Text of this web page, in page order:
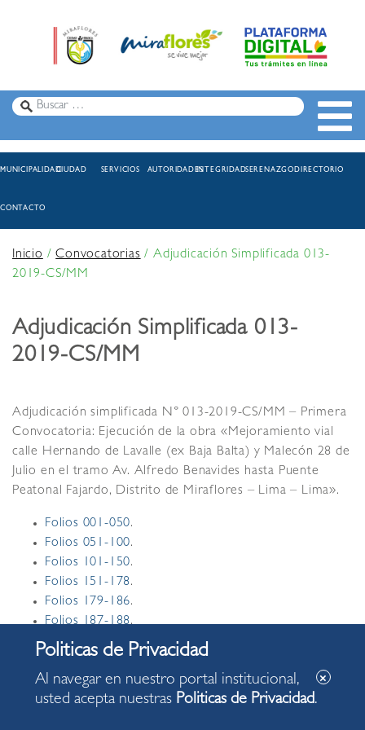
MUNICIPALIDADCIUDAD SERVICIOS AUTORIDADESINTEGRIDADSERENAZGODIRECTORIO
CONTACTO
Inicio/Convocatorias/Adjudicación Simplificada 013-
2019-CS/MM
Adjudicación Simplificada 013-
2019-CS/MM
Adjudicación simplificada N° 013-2019-CS/MM – Primera
Convocatoria: Ejecución de la obra «Mejoramiento vial
calle Hernando de Lavalle (ex Baja Balta) y Malecón 28 de
Julio en el tramo Av. Alfredo Benavides hasta Puente
Peatonal Fajardo, Distrito de Miraflores – Lima – Lima».
Folios 001-050.
Folios 051-100.
Folios 101-150.
Folios 151-178.
Folios 179-186.
Folios 187-188.
Folios 189-196.
Folios 258-305.
Al navegar en nuestro portal institucional,
usted acepta nuestras Politicas de Privacidad.